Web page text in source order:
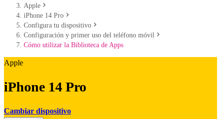
Apple
iPhone 14 Pro
Configura tu dispositivo
Configuración y primer uso del teléfono móvil
Cómo utilizar la Biblioteca de Apps
Apple
iPhone 14 Pro
Cambiar dispositivo